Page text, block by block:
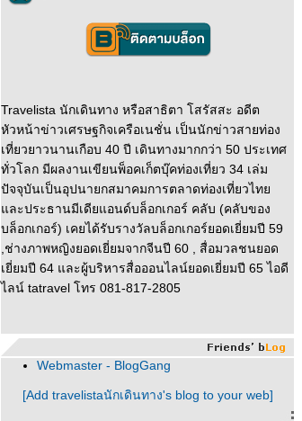
Travelista นักเดินทาง หรือสาธิตา โสรัสสะ อดีต
หัวหน้าข่าวเศรษฐกิจเครือเนชั่น เป็นนักข่าวสายท่อง
เที่ยวยาวนานเกือบ 40 ปี เดินทางมากกว่า 50 ประเทศ
ทั่วโลก มีผลงานเขียนพ็อคเก็ตบุ๊คท่องเที่ยว 34 เล่ม
ปัจจุบันเป็นอุปนายกสมาคมการตลาดท่องเที่ยวไท
ละประธานมีเดียแอนด์บล็อกเกอร์ คลับ (คลับของ
บล็อกเกอร์) เคยได้รับรางวัลบล็อกเกอร์ยอดเยี่ยมปี 59
,ช่างภาพหญิงยอดเยี่ยมจากจีนปี 60 , สื่อมวลชนยอด
เยี่ยมปี 64 และผู้บริหารสื่อออนไลน์ยอดเยี่ยมปี 65 ไอดี
ไลน์ tatravel โทร 081-817-2805
Webmaster - BlogGang
[Add travelistaนักเดินทาง's blog to your web]